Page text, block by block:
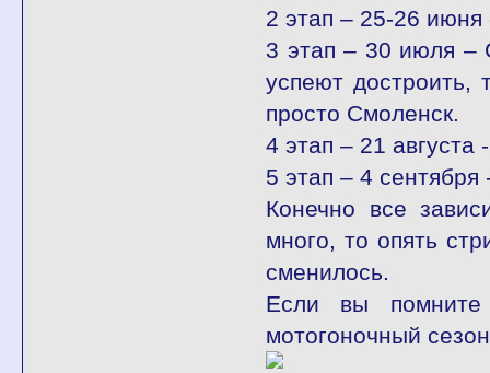
2 этап – 25-26
3 этап – 30 июля –
успеют достроить,
просто Смоленск.
4 этап – 21 августа
5 этап – 4
Конечно все
много, то опять
сменилось.
Если вы
мотогоночный